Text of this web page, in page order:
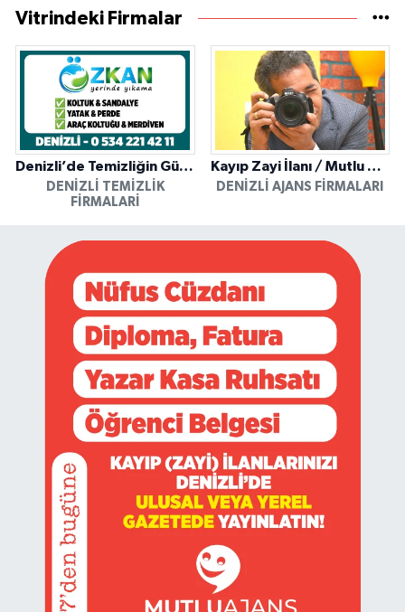
Vitrindeki Firmalar
Denizli’de Temizliğin Güvenilir Adresi: Özkan Yerinde Yıkama
DENIZLI TEMIZLIK
FIRMALARI
Kayıp Zayi İlanı / Mutlu Ajans / Denizli
DENIZLI AJANS FIRMALARI